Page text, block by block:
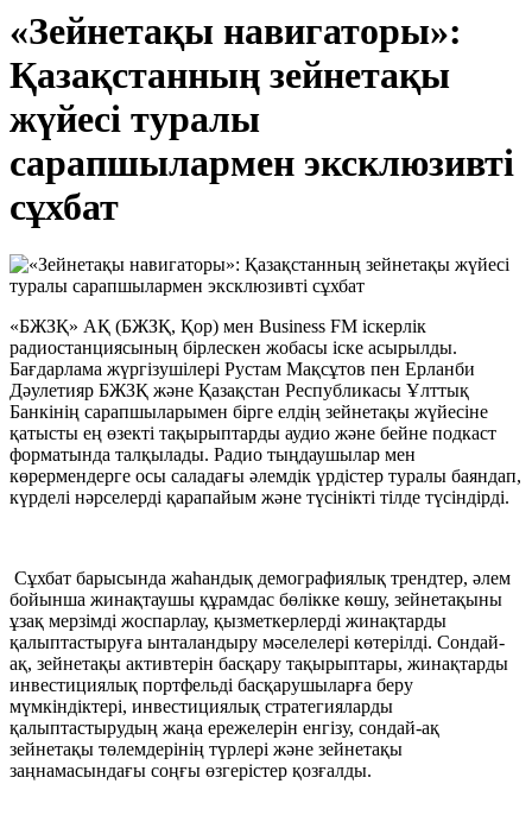
«Зейнетақы навигаторы»:
Қазақстанның зейнетақы
жүйесі туралы
сарапшылармен эксклюзивті
сұхбат
«БЖЗҚ» АҚ (БЖЗҚ, Қор) мен Business FM іскерлік
радиостанциясының бірлескен жобасы іске асырылды.
Бағдарлама жүргізушілері Рустам Мақсұтов пен Ерланби
Дәулетияр БЖЗҚ және Қазақстан Республикасы Ұлттық
Банкінің сарапшыларымен бірге елдің зейнетақы жүйесіне
қатысты ең өзекті тақырыптарды аудио және бейне подкаст
форматында талқылады. Радио тыңдаушылар мен
көрермендерге осы саладағы әлемдік үрдістер туралы баяндап,
күрделі нәрселерді қарапайым және түсінікті тілде түсіндірді.
Сұхбат барысында жаһандық демографиялық трендтер, әлем
бойынша жинақтаушы құрамдас бөлікке көшу, зейнетақыны
ұзақ мерзімді жоспарлау, қызметкерлерді жинақтарды
қалыптастыруға ынталандыру мәселелері көтерілді. Сондай-
ақ, зейнетақы активтерін басқару тақырыптары, жинақтарды
инвестициялық портфельді басқарушыларға беру
мүмкіндіктері, инвестициялық стратегияларды
қалыптастырудың жаңа ережелерін енгізу, сондай-ақ
зейнетақы төлемдерінің түрлері және зейнетақы
заңнамасындағы соңғы өзгерістер қозғалды.